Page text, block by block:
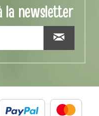
la newsletter